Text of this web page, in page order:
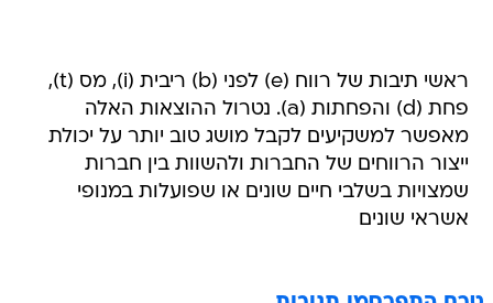
ראשי תיבות של רווח (e) לפני (b) ריבית (i), מס (t),
פחת (d) והפחתות (a). נטרול ההוצאות האלה
מאפשר למשקיעים לקבל מושג טוב יותר על יכולת
ייצור הרווחים של החברות ולהשוות בין חברות
שמצויות בשלבי חיים שונים או שפועלות במנופי
אשראי שונים